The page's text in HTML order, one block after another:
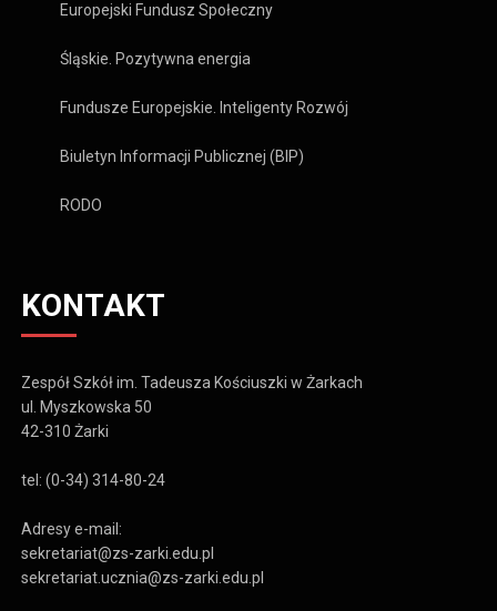
Europejski Fundusz Społeczny
Śląskie. Pozytywna energia
Fundusze Europejskie. Inteligenty Rozwój
Biuletyn Informacji Publicznej (BIP)
RODO
KONTAKT
Zespół Szkół im. Tadeusza Kościuszki w Żarkach
ul. Myszkowska 50
42-310 Żarki
tel: (0-34) 314-80-24
Adresy e-mail:
sekretariat@zs-zarki.edu.pl
sekretariat.ucznia@zs-zarki.edu.pl